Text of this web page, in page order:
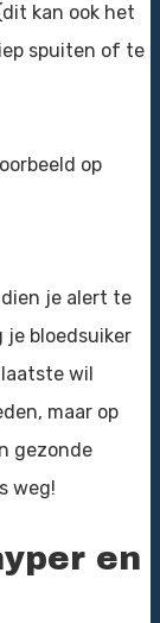
kan ook het
spuiten of te
op
je alert te
je bloedsuiker
wil
maar op
gezonde
weg!
en